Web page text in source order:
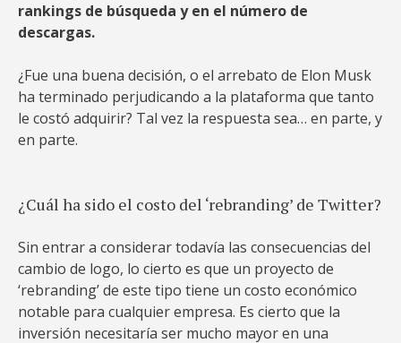
rankings de búsqueda y en el número de
descargas.
¿Fue una buena decisión, o el arrebato de Elon Musk
ha terminado perjudicando a la plataforma que tanto
le costó adquirir? Tal vez la respuesta sea… en parte, y
en parte.
¿Cuál ha sido el costo del ‘rebranding’ de Twitter?
Sin entrar a considerar todavía las consecuencias del
cambio de logo, lo cierto es que un proyecto de
‘rebranding’ de este tipo tiene un costo económico
notable para cualquier empresa. Es cierto que la
inversión necesitaría ser mucho mayor en una